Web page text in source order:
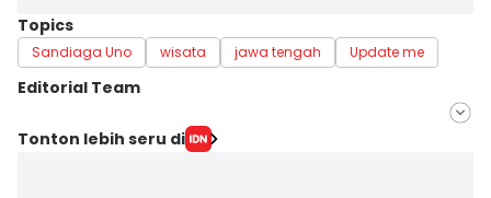
Topics
Sandiaga Uno wisata jawa tengah Update me
Editorial Team
Editor
Tonton lebih seru di